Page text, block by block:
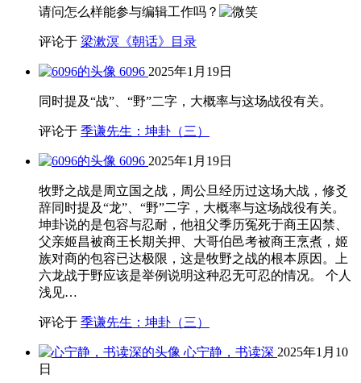
请问怎么样能参与编辑工作吗？
评论于 梁漱溟《朝话》目录
6096 2025年1月19日
同时提及“战”、“野”二字，大概率与这场战役有关。
评论于 季谦先生：坤卦（三）
6096 2025年1月19日
牧野之战是周立国之战，周公旦经历过这场大战，修爻
辞同时提及“龙”、“野”二字，大概率与这场战役有关。
坤卦说的是包容与忍耐，他祖父季历冤死于商王囚禁、
父亲姬昌被商王长期关押、大哥伯邑考被商王烹煮，姬
族对商的包容已达极限，这是牧野之战的根本原因。上
六龙战于野应该是举例说明这种忍无可忍的情况。 个人
浅见…
评论于 季谦先生：坤卦（三）
心宁静，书读深 2025年1月10
日